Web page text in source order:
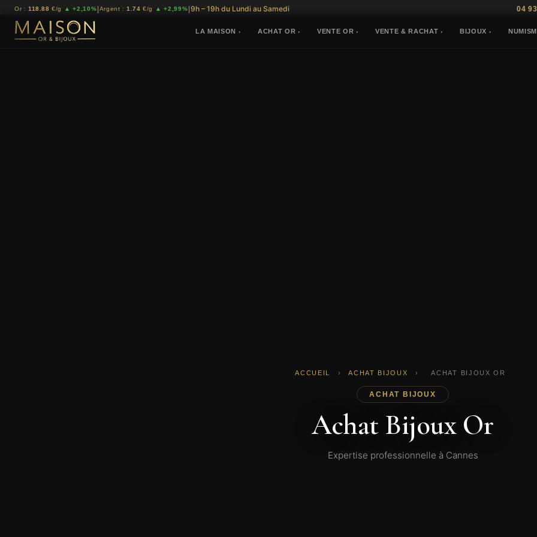
Or : 118.88 €/g ▲ +2,10%|Argent :1.74 €/g ▲ +2,99%|9h – 19h du Lundi au Samedi 04
LA MAISON › ACHAT OR › VENTE OR › VENTE & RACHAT › BIJOUX ›
ACCUEIL › ACHAT BIJOUX › ACHAT BIJOUX OR
ACHAT BIJOUX
Achat Bijoux Or
Expertise professionnelle à Cannes